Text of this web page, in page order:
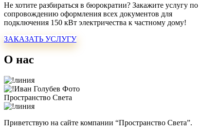
Не хотите разбираться в бюрократии? Закажите услугу по
сопровождению оформления всех документов для
подключения 150 кВт электричества к частному дому!
ЗАКАЗАТЬ УСЛУГУ
О нас
Пространство Света
Приветствую на сайте компании “Пространство Света”.